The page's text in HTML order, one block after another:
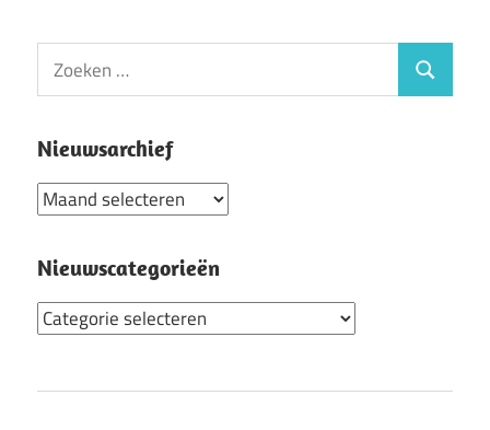
Zoeken
naar:
Zoeken
Nieuwsarchief
Nieuwsarchief
Nieuwscategorieën
Nieuwscategorieën